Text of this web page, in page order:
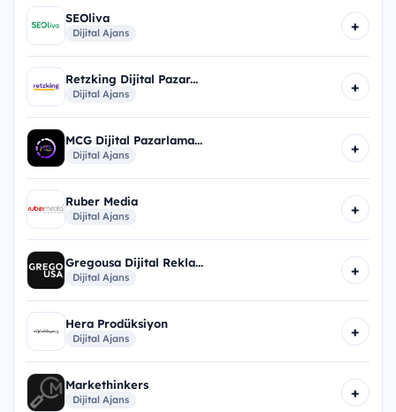
SEOliva
Dijital Ajans +
Retzking Dijital Pazar...
Dijital Ajans +
MCG Dijital Pazarlama...
Dijital Ajans +
Ruber Media
Dijital Ajans +
Gregousa Dijital Rekla...
Dijital Ajans +
Hera Prodüksiyon
Dijital Ajans +
Markethinkers
Dijital Ajans +